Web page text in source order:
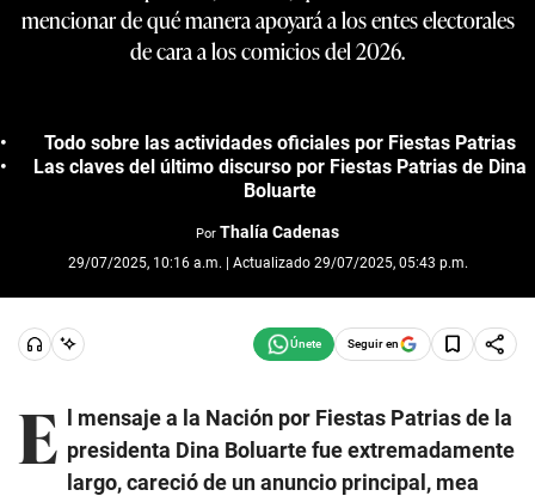
mencionar de qué manera apoyará a los entes electorales
de cara a los comicios del 2026.
Todo sobre las actividades oficiales por Fiestas Patrias
Las claves del último discurso por Fiestas Patrias de Dina
Boluarte
Por Thalía Cadenas
29/07/2025, 10:16 a.m. | Actualizado 29/07/2025, 05:43 p.m.
Seguir en
E l mensaje a la Nación por Fiestas Patrias de la
presidenta Dina Boluarte fue extremadamente
largo, careció de un anuncio principal, mea